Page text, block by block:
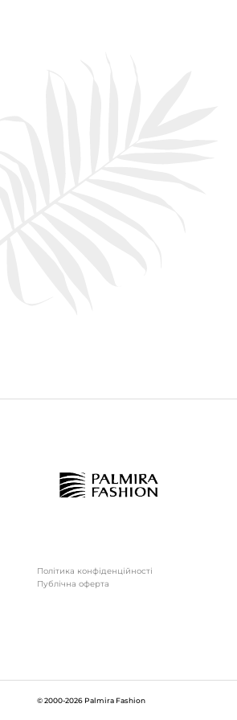
Політика конфіденційності
Публічна оферта
© 2000-2026 Palmira Fashion